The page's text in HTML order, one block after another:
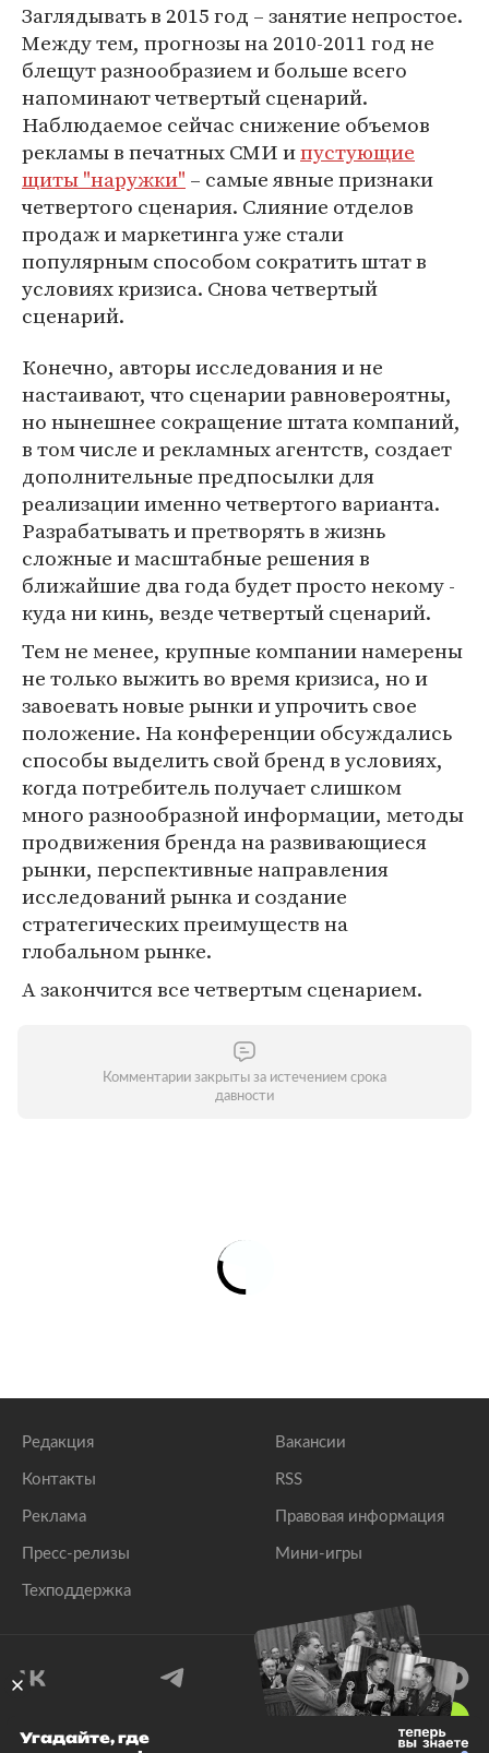
Заглядывать в 2015 год – занятие непростое.
Между тем, прогнозы на 2010-2011 год не
блещут разнообразием и больше всего
напоминают четвертый сценарий.
Наблюдаемое сейчас снижение объемов
рекламы в печатных СМИ ипустующие
щиты "наружки" – самые явные признаки
четвертого сценария. Слияние отделов
продаж и маркетинга уже стали
популярным способом сократить штат в
условиях кризиса. Снова четвертый
сценарий.
Конечно, авторы исследования и не
настаивают, что сценарии равновероятны,
но нынешнее сокращение штата компаний,
в том числе и рекламных агентств, создает
дополнительные предпосылки для
реализации именно четвертого варианта.
Разрабатывать и претворять в жизнь
сложные и масштабные решения в
ближайшие два года будет просто некому -
куда ни кинь, везде четвертый сценарий.
Тем не менее, крупные компании намерены
не только выжить во время кризиса, но и
завоевать новые рынки и упрочить свое
положение. На конференции обсуждались
способы выделить свой бренд в условиях,
когда потребитель получает слишком
много разнообразной информации, методы
продвижения бренда на развивающиеся
рынки, перспективные направления
исследований рынка и создание
стратегических преимуществ на
глобальном рынке.
А закончится все четвертым сценарием.
Комментарии закрыты за истечением срока
давности
Редакция
Контакты
Реклама
Пресс-релизы
Техподдержка
Вакансии
RSS
Правовая информация
Мини-игры
Угадайте, где